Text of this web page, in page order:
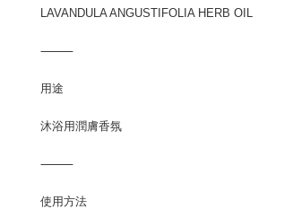
LAVANDULA ANGUSTIFOLIA HERB OIL
⸻
用途
沐浴用潤膚香氛
⸻
使用方法